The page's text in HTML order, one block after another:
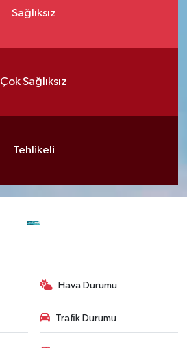
Sağlıksız
Çok Sağlıksız
Tehlikeli
Hava Durumu
Trafik Durumu